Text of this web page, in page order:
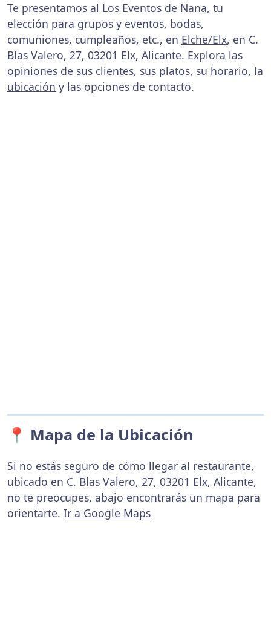
Te presentamos al Los Eventos de Nana, tu
elección para grupos y eventos, bodas,
comuniones, cumpleaños, etc., en Elche/Elx, en C.
Blas Valero, 27, 03201 Elx, Alicante. Explora las
opiniones de sus clientes, sus platos, su horario, la
ubicación y las opciones de contacto.
📍 Mapa de la Ubicación
Si no estás seguro de cómo llegar al restaurante,
ubicado en C. Blas Valero, 27, 03201 Elx, Alicante,
no te preocupes, abajo encontrarás un mapa para
orientarte. Ir a Google Maps